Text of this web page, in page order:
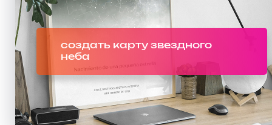
создать карту звездного
неба